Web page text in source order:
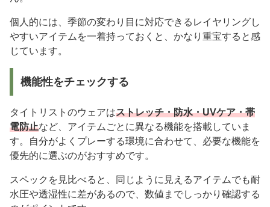
個人的には、季節の変わり目に対応できるレイヤリングし
やすいアイテムを一着持っておくと、かなり重宝すると感
じています。
機能性をチェックする
タイトリストのウェアはストレッチ・防水・UVケア・帯
電防止など、アイテムごとに異なる機能を搭載していま
す。自分がよくプレーする環境に合わせて、必要な機能を
優先的に選ぶのがおすすめです。
スペックを見比べると、同じように見えるアイテムでも耐
水圧や透湿性に差があるので、数値までしっかり確認する